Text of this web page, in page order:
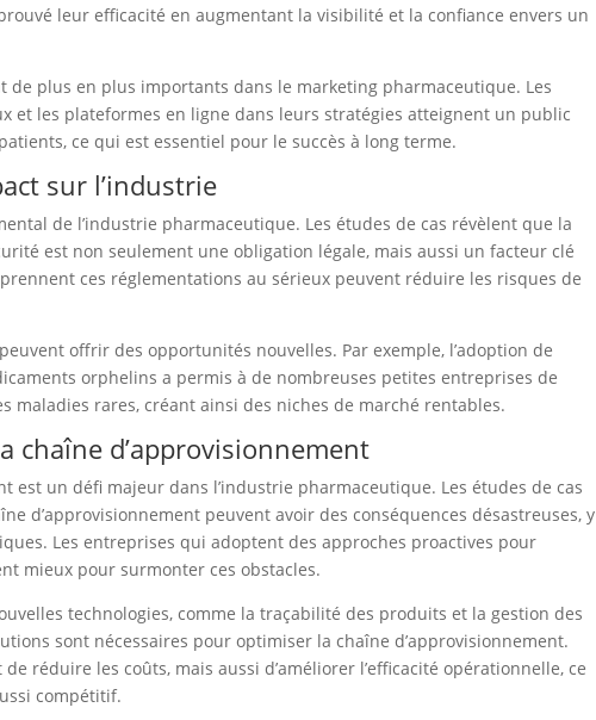
leur efficacité en augmentant la visibilité et la confiance envers un
de plus en plus importants dans le marketing pharmaceutique. Les
et les plateformes en ligne dans leurs stratégies atteignent un public
ce qui est essentiel pour le succès à long terme.
sur l’industrie
de l’industrie pharmaceutique. Les études de cas révèlent que la
est non seulement une obligation légale, mais aussi un facteur clé
ces réglementations au sérieux peuvent réduire les risques de
offrir des opportunités nouvelles. Par exemple, l’adoption de
orphelins a permis à de nombreuses petites entreprises de
maladies rares, créant ainsi des niches de marché rentables.
chaîne d’approvisionnement
est un défi majeur dans l’industrie pharmaceutique. Les études de cas
d’approvisionnement peuvent avoir des conséquences désastreuses, y
Les entreprises qui adoptent des approches proactives pour
mieux pour surmonter ces obstacles.
technologies, comme la traçabilité des produits et la gestion des
sont nécessaires pour optimiser la chaîne d’approvisionnement.
réduire les coûts, mais aussi d’améliorer l’efficacité opérationnelle, ce
compétitif.